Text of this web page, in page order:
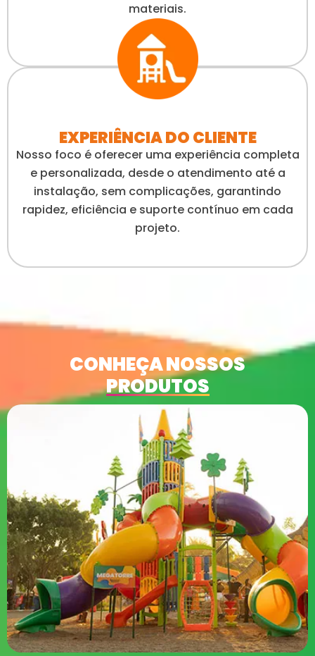
materiais.
EXPERIÊNCIA DO CLIENTE
Nosso foco é oferecer uma experiência completa
e personalizada, desde o atendimento até a
instalação, sem complicações, garantindo
rapidez, eficiência e suporte contínuo em cada
projeto.
CONHEÇA NOSSOS
PRODUTOS